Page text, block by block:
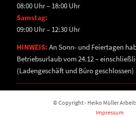
08:00 Uhr – 18:00 Uhr
Samstag:
09:00 Uhr – 12:30 Uhr
HINWEIS: An Sonn- und Feiertagen
Betriebsurlaub vom 24.12 –
(Ladengeschäft und Büro geschlossen)
© Copyright - Heiko Müller
Impressum